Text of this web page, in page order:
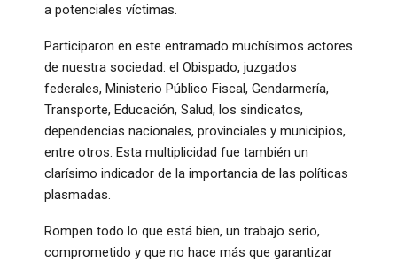
a potenciales víctimas.
Participaron en este entramado muchísimos actores
de nuestra sociedad: el Obispado, juzgados
federales, Ministerio Público Fiscal, Gendarmería,
Transporte, Educación, Salud, los sindicatos,
dependencias nacionales, provinciales y municipios,
entre otros. Esta multiplicidad fue también un
clarísimo indicador de la importancia de las políticas
plasmadas.
Rompen todo lo que está bien, un trabajo serio,
comprometido y que no hace más que garantizar